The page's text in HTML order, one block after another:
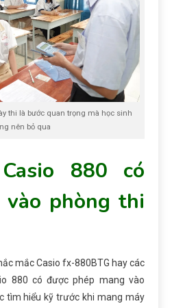
thi là bước quan trọng mà học sinh
nên bỏ qua
Casio
880 có
vào phòng thi
mắc Casio fx-880BTG hay các
880 có được phép mang vào
tìm hiểu kỹ trước khi mang máy